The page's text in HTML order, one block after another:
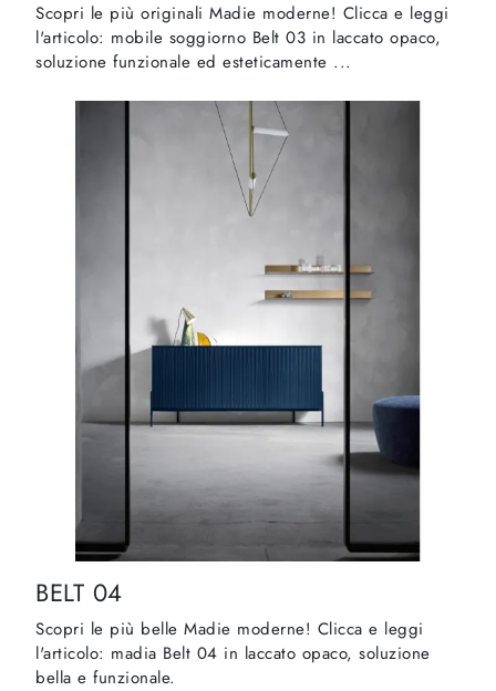
Scopri le più originali Madie moderne! Clicca e leggi
l'articolo: mobile soggiorno Belt 03 in laccato opaco,
soluzione funzionale ed esteticamente ...
BELT 04
Scopri le più belle Madie moderne! Clicca e leggi
l'articolo: madia Belt 04 in laccato opaco, soluzione
bella e funzionale.